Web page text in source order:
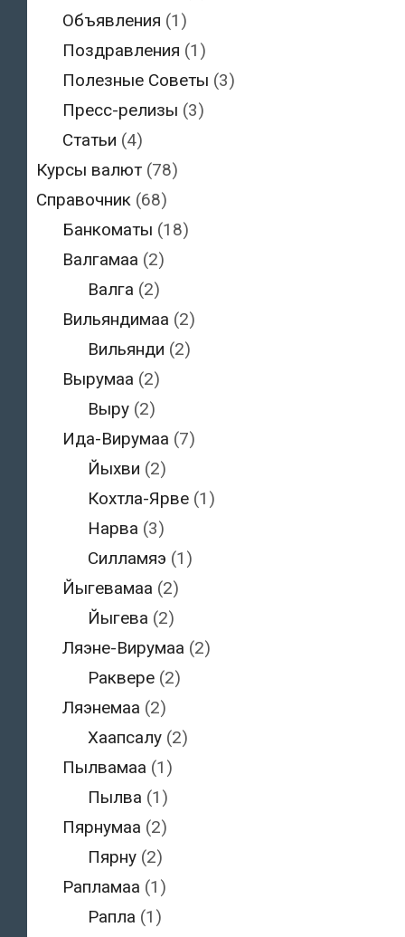
Объявления (1)
Поздравления (1)
Полезные Советы (3)
Пресс-релизы (3)
Статьи (4)
Курсы валют (78)
Справочник (68)
Банкоматы (18)
Валгамаа (2)
Валга (2)
Вильяндимаа (2)
Вильянди (2)
Вырумаа (2)
Выру (2)
Ида-Вирумаа (7)
Йыхви (2)
Кохтла-Ярве (1)
Нарва (3)
Силламяэ (1)
Йыгевамаа (2)
Йыгева (2)
Ляэне-Вирумаа (2)
Раквере (2)
Ляэнемаа (2)
Хаапсалу (2)
Пылвамаа (1)
Пылва (1)
Пярнумаа (2)
Пярну (2)
Рапламаа (1)
Рапла (1)